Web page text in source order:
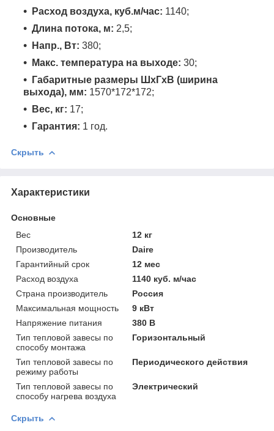
Расход воздуха, куб.м/час: 1140;
Длина потока, м: 2,5;
Напр., Вт: 380;
Макс. температура на выходе: 30;
Габаритные размеры ШхГхВ (ширина
выхода), мм: 1570*172*172;
Вес, кг: 17;
Гарантия: 1 год.
Скрыть
Характеристики
Основные
Вес
12 кг
Производитель
Daire
Гарантийный срок
12 мес
Расход воздуха
1140 куб. м/час
Страна производитель
Россия
Максимальная мощность
9 кВт
Напряжение питания
380 В
Тип тепловой завесы по
способу монтажа
Горизонтальный
Тип тепловой завесы по
режиму работы
Периодического действия
Тип тепловой завесы по
способу нагрева воздуха
Электрический
Скрыть